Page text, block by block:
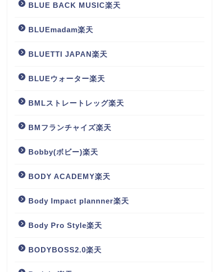
BLUE BACK MUSIC楽天
BLUEmadam楽天
BLUETTI JAPAN楽天
BLUEウォーター楽天
BMLストレートレッグ楽天
BMフランチャイズ楽天
Bobby(ボビー)楽天
BODY ACADEMY楽天
Body Impact plannner楽天
Body Pro Style楽天
BODYBOSS2.0楽天